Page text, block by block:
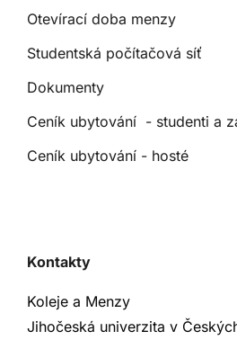
Otevírací doba menzy
Studentská počítačová síť
Dokumenty
Ceník ubytování - studenti a
Ceník ubytování - hosté
Kontakty
Koleje a Menzy
Jihočeská univerzita v